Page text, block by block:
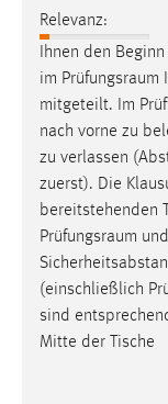
Relevanz:
Ihnen den
im Prüfungsraum
mitgeteilt. Im
nach vorne zu
zu verlassen
zuerst). Die
bereitstehenden
Prüfungsraum
(einschließlich
sind
Mitte der Tische